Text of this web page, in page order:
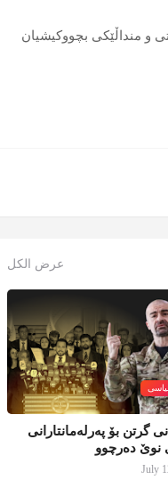
و منداڵێكی بچووكیشیان
عرض الكل
گرتن بۆ پەرلەمانتارانی
نوێ دەرچوو
July